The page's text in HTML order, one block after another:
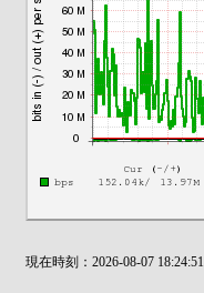
現在時刻：2026-08-07 18:24:51